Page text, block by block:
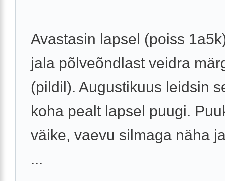
Avastasin lapsel (poiss
jala põlveõndlast veidra
(pildil). Augustikuus leidsin
koha pealt lapsel puugi.
väike, vaevu silmaga näha
...